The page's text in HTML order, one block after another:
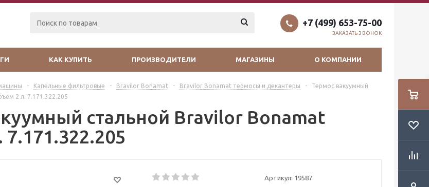
+7 (499) 653-75-00
ЗАКАЗАТЬ ЗВОНОК
КАК КУПИТЬ ПРОИЗВОДИТЕЛИ МАГАЗИНЫ О КОМПАНИИ
- Капельные фильтровые - Bravilor Bonamat - Bravilor Bonamat термосы и декантеры -
Термос вакуумный
2 л. 7.171.322.205
стальной Bravilor Bonamat
Артикул: 19587